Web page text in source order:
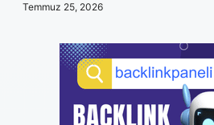
Temmuz 25, 2026